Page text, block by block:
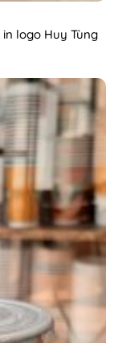
in logo Huy Tùng